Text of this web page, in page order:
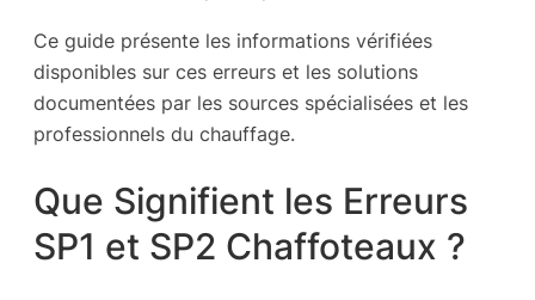
Ce guide présente les informations vérifiées
disponibles sur ces erreurs et les solutions
documentées par les sources spécialisées et les
professionnels du chauffage.
Que Signifient les Erreurs
SP1 et SP2 Chaffoteaux ?